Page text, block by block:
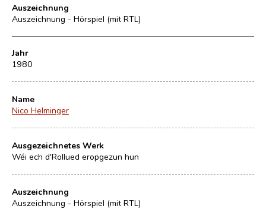
Auszeichnung
Auszeichnung - Hörspiel (mit RTL)
Jahr
1980
Name
Nico Helminger
Ausgezeichnetes Werk
Wéi ech d'Rollued eropgezun hun
Auszeichnung
Auszeichnung - Hörspiel (mit RTL)